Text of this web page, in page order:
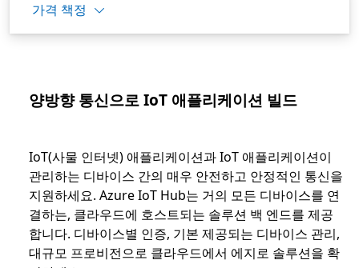
가격 책정
양방향 통신으로 IoT 애플리케이션 빌드
IoT(사물 인터넷) 애플리케이션과 IoT 애플리케이션이
관리하는 디바이스 간의 매우 안전하고 안정적인 통신을
지원하세요. Azure IoT Hub는 거의 모든 디바이스를 연
결하는, 클라우드에 호스트되는 솔루션 백 엔드를 제공
합니다. 디바이스별 인증, 기본 제공되는 디바이스 관리,
대규모 프로비전으로 클라우드에서 에지로 솔루션을 확